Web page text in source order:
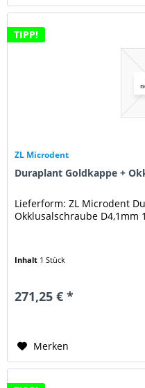
TIPP!
ZL Microdent
Duraplant Goldkappe +
Lieferform: ZL Microdent
Okklusalschraube D4,1mm
Inhalt 1 Stück
271,25 € *
Merken